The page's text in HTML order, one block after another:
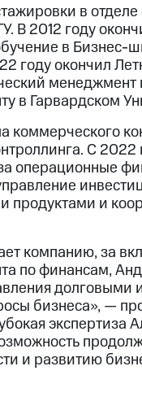
в
В 2012 году
в Бизнес-
году окончил
менеджмент
в Гарвардском
коммерческого
С
операционные
продуктами и
компанию, за
по финансам,
долговыми
бизнеса», —
экспертиза
и развитию